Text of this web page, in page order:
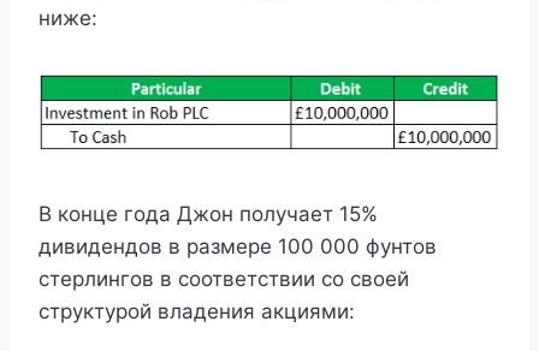
ниже:
В конце года Джон получает 15%
дивидендов в размере 100 000 фунтов
стерлингов в соответствии со своей
структурой владения акциями: